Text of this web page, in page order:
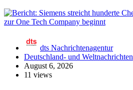
dts Nachrichtenagentur
Deutschland- und Weltnachrichten
August 6, 2026
11 views